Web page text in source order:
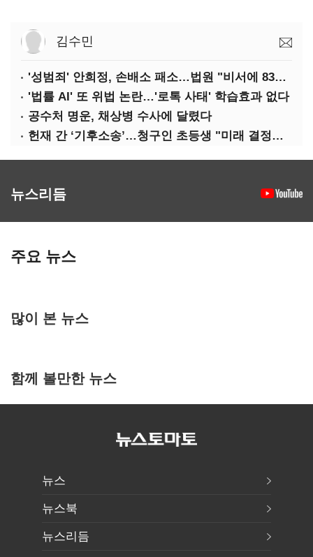
김수민
'성범죄' 안희정, 손배소 패소…법원 "비서에 8347만원 배상"
'법률 AI' 또 위법 논란…'로톡 사태' 학습효과 없다
공수처 명운, 채상병 수사에 달렸다
헌재 간 ‘기후소송’…청구인 초등생 "미래 결정할 중요한 소송"
뉴스리듬
주요 뉴스
많이 본 뉴스
함께 볼만한 뉴스
뉴스
뉴스북
뉴스리듬